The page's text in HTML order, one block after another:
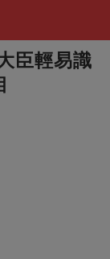
臣輕易識